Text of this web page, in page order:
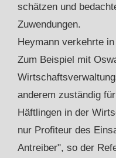
schätzen und
Zuwendungen.
Heymann verkehrte
Zum Beispiel mit
anderem zuständig
Häftlingen in der
nur Profiteur des
Antreiber", so der